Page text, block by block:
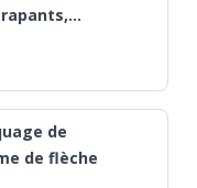
de
de flèche